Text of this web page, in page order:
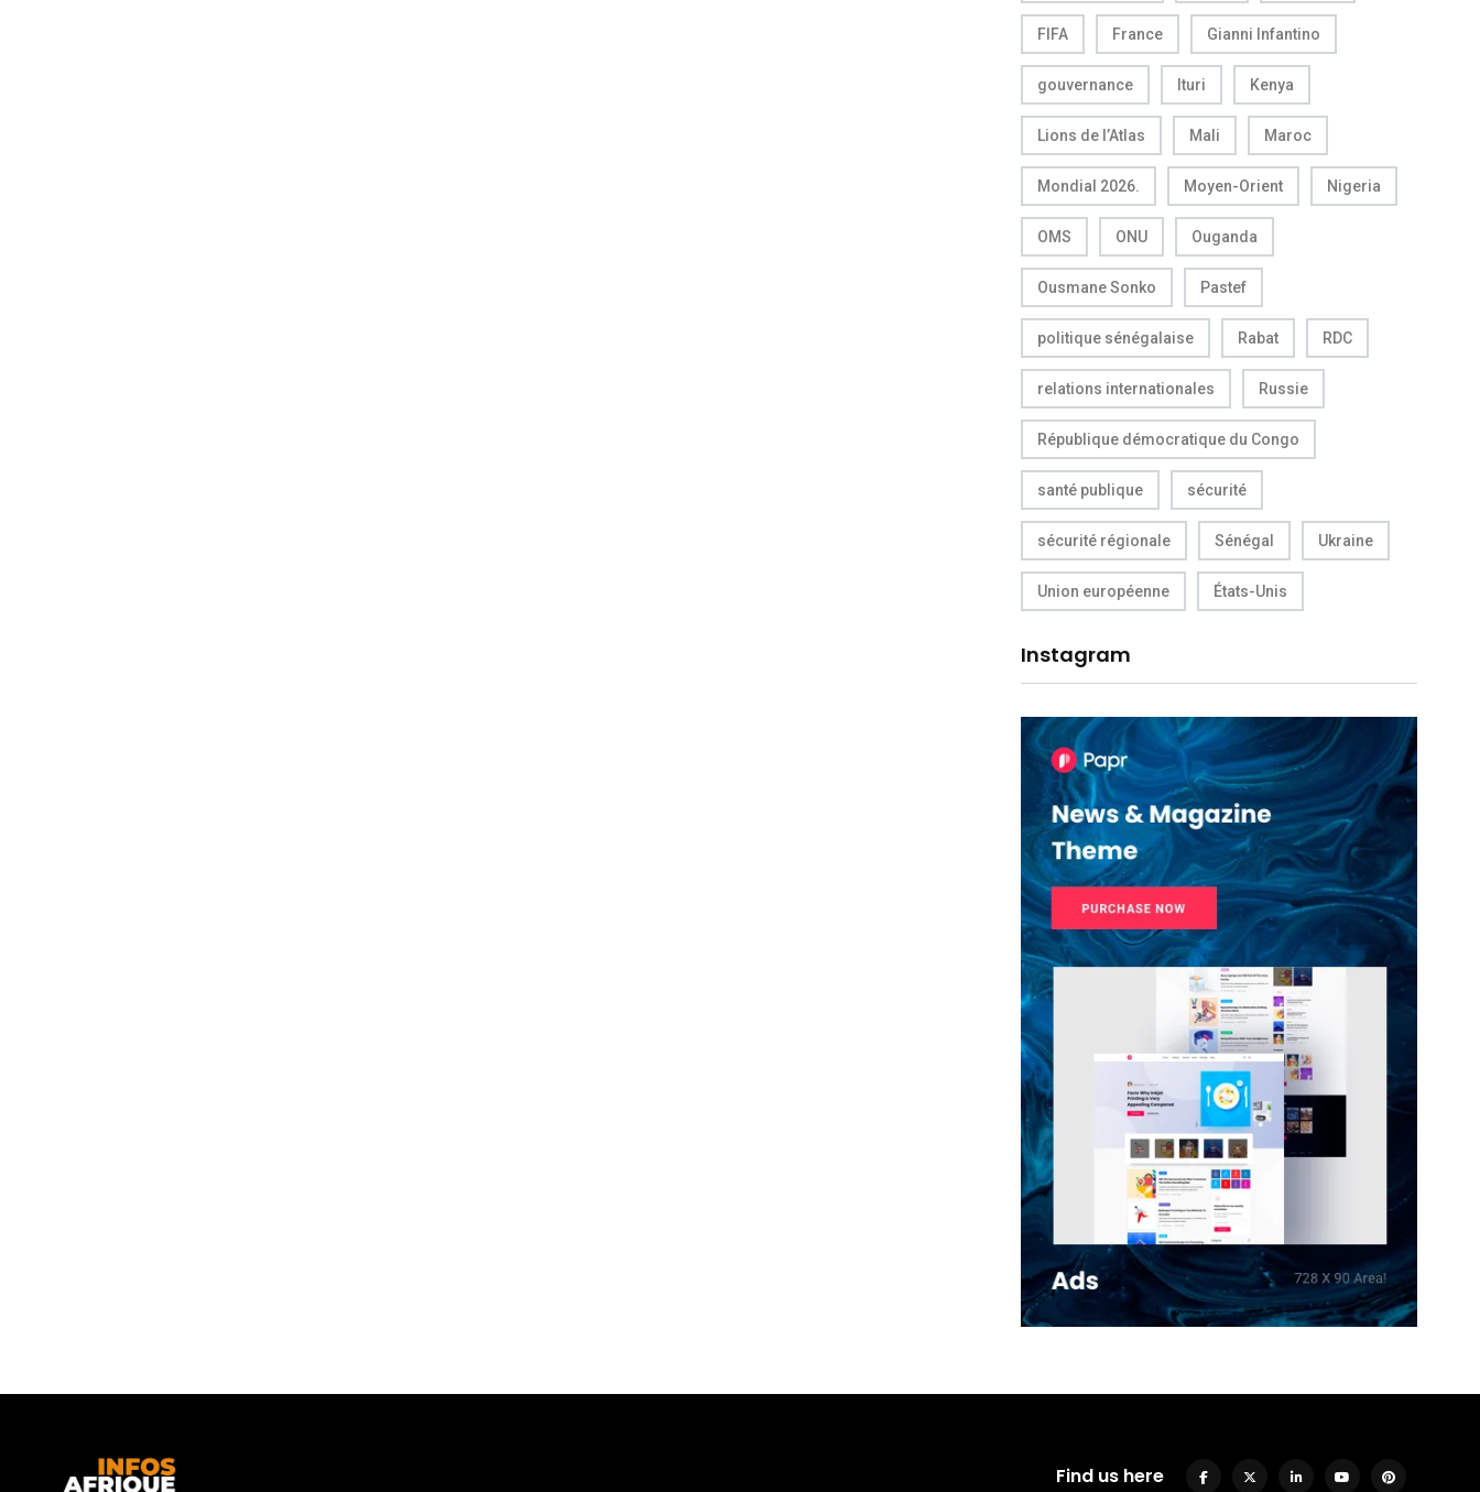
FIFA France Gianni Infantino
gouvernance Ituri Kenya
Lions de l’Atlas Mali Maroc
Mondial 2026. Moyen-Orient Nigeria
OMS ONU Ouganda
Ousmane Sonko Pastef
politique sénégalaise Rabat RDC
relations internationales Russie
République démocratique du Congo
santé publique sécurité
sécurité régionale Sénégal Ukraine
Union européenne États-Unis
Instagram
Find us here